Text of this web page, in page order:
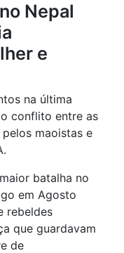
Nepal
e
na última
conflito entre as
maoistas e
batalha no
em Agosto
rebeldes
que guardavam
de